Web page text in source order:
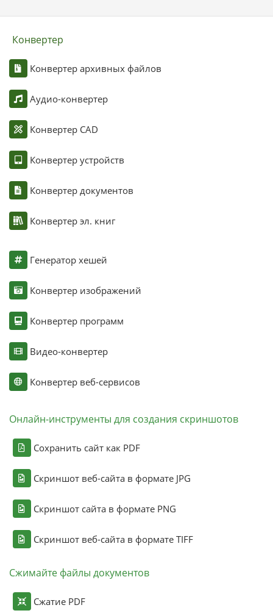
Конвертер
Конвертер архивных файлов
Аудио-конвертер
Конвертер CAD
Конвертер устройств
Конвертер документов
Конвертер эл. книг
Генератор хешей
Конвертер изображений
Конвертер программ
Видео-конвертер
Конвертер веб-сервисов
Онлайн-инструменты для создания скриншотов
Сохранить сайт как PDF
Скриншот веб-сайта в формате JPG
Скриншот сайта в формате PNG
Скриншот веб-сайта в формате TIFF
Сжимайте файлы документов
Сжатие PDF